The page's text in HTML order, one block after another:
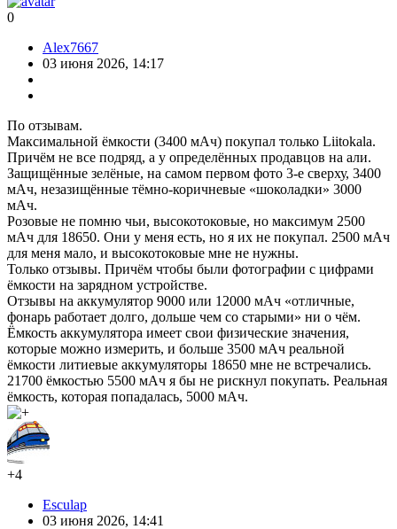
0
Alex7667
03 июня 2026, 14:17
По отзывам.
Максимальной ёмкости (3400 мАч) покупал только Liitokala.
Причём не все подряд, а у определённых продавцов на али.
Защищённые зелёные, на самом первом фото 3-е сверху, 3400
мАч, незазищённые тёмно-коричневые «шоколадки» 3000
мАч.
Розовые не помню чьи, высокотоковые, но максимум 2500
мАч для 18650. Они у меня есть, но я их не покупал. 2500 мАч
для меня мало, и высокотоковые мне не нужны.
Только отзывы. Причём чтобы были фотографии с цифрами
ёмкости на зарядном устройстве.
Отзывы на аккумулятор 9000 или 12000 мАч «отличные,
фонарь работает долго, дольше чем со старыми» ни о чём.
Ёмкость аккумулятора имеет свои физические значения,
которые можно измерить, и больше 3500 мАч реальной
ёмкости литиевые аккумуляторы 18650 мне не встречались.
21700 ёмкостью 5500 мАч я бы не рискнул покупать. Реальная
ёмкость, которая попадалась, 5000 мАч.
+4
Esculap
03 июня 2026, 14:41